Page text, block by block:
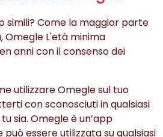
simili? Come la maggior parte
Omegle L'età minima
anni con il consenso dei
utilizzare Omegle sul tuo
con sconosciuti in qualsiasi
sia. Omegle è un’app
essere utilizzata su qualsiasi